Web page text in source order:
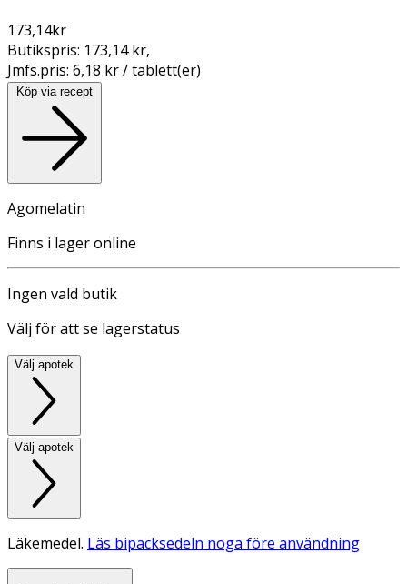
173,14kr
Butikspris: 173,14 kr,
Jmfs.pris: 6,18 kr / tablett(er)
Köp via recept
Agomelatin
Finns i lager online
Ingen vald butik
Välj för att se lagerstatus
Välj apotek
Välj apotek
Läkemedel. Läs bipacksedeln noga före användning